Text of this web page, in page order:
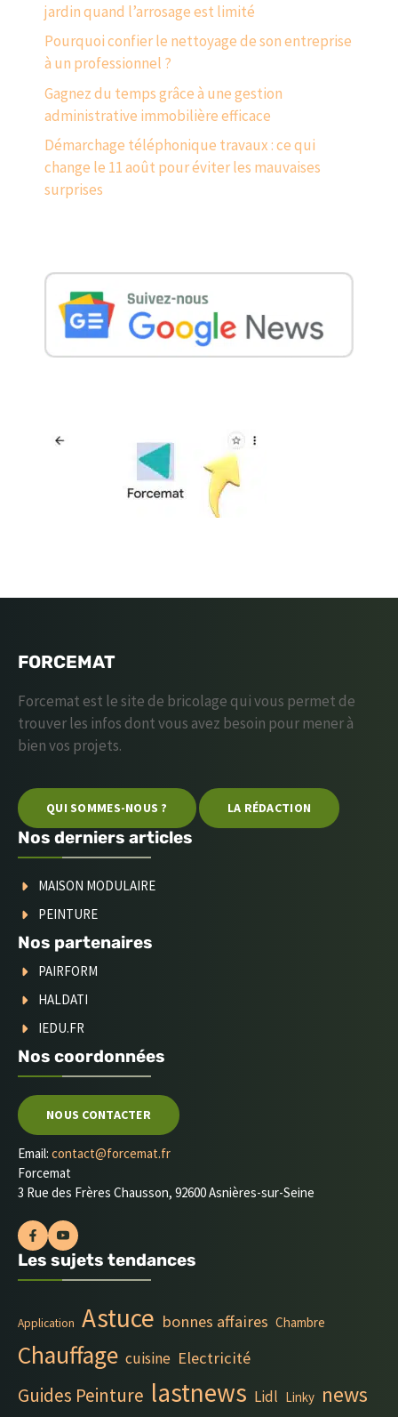
jardin quand l’arrosage est limité
Pourquoi confier le nettoyage de son entreprise
à un professionnel ?
Gagnez du temps grâce à une gestion
administrative immobilière efficace
Démarchage téléphonique travaux : ce qui
change le 11 août pour éviter les mauvaises
surprises
FORCEMAT
Forcemat est le site de bricolage qui vous permet de
trouver les infos dont vous avez besoin pour mener à
bien vos projets.
QUI SOMMES-NOUS ? LA RÉDACTION
Nos derniers articles
MAISON MODULAIRE
PEINTURE
Nos partenaires
PAIRFORM
HALDATI
IEDU.FR
Nos coordonnées
NOUS CONTACTER
Email: contact@forcemat.fr
Forcemat
3 Rue des Frères Chausson, 92600 Asnières-sur-Seine
Les sujets tendances
Application Astuce bonnes affaires Chambre
Chauffage cuisine Electricité
Guides Peinture lastnews Lidl Linky news